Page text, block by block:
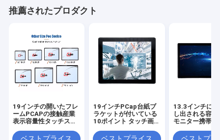
推薦されたプロダクト
19インチの開いたフレ
ームPCAPの接触産業
表示容量性タッチスク
19インチPCap台紙ブ
ラケットが付いている
10ポイント タッチ画面
13.3インチに
し出される容量
モニター携帯用